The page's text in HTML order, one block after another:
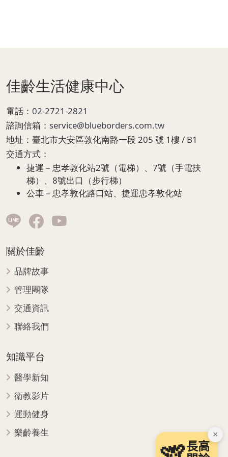
×
長高
佳齡生活健康中心
電話： 02-2721-2821
諮詢信箱： service@blueborders.com.tw
地址： 臺北市大安區敦化南路一段 205 號 1樓 / B1
交通方式：
捷運－忠孝敦化站2號（電梯）、7號（手電扶
梯）、8號出口（步行梯）
公車－忠孝敦化路口站、捷運忠孝敦化站
關於佳齡
品牌故事
管理團隊
交通資訊
聯絡我們
知識平台
醫學新知
衛教影片
運動健身
樂齡養生